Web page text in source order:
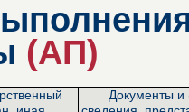
(АП)
Документы и